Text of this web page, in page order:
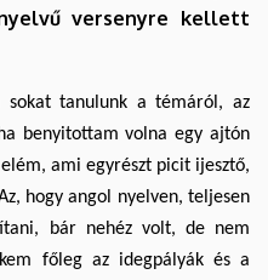
versenyre kellett
sokat tanulunk a témáról, az
benyitottam volna egy ajtón
ami egyrészt picit ijesztő,
hogy angol nyelven, teljesen
bár nehéz volt, de nem
főleg az idegpályák és a